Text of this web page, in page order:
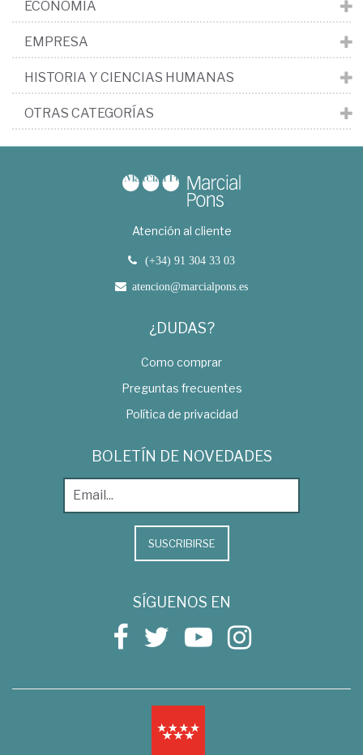
ECONOMÍA
EMPRESA
HISTORIA Y CIENCIAS HUMANAS
OTRAS CATEGORÍAS
Atención al cliente
(+34) 91 304 33 03
atencion@marcialpons.es
¿DUDAS?
Como comprar
Preguntas frecuentes
Política de privacidad
BOLETÍN DE NOVEDADES
SUSCRIBIRSE
SÍGUENOS EN